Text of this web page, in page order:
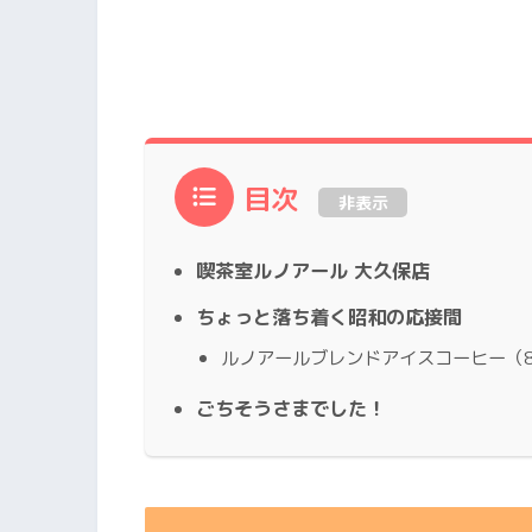
目次 非表示
喫茶室ルノアール 大久保店
ちょっと落ち着く昭和の応接間
ルノアールブレンドアイスコーヒー
ごちそうさまでした！